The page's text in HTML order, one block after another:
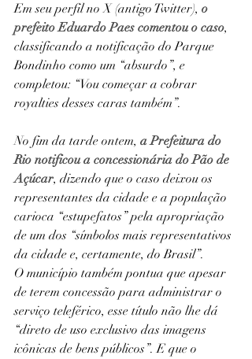
Em seu perfil no X (antigo Twitter), o
prefeito Eduardo Paes comentou o caso,
classificando a notificação do Parque
Bondinho como um “absurdo”, e
completou: “Vou começar a cobrar
royalties desses caras também”.
No fim da tarde ontem, a Prefeitura do
Rio notificou a concessionária do Pão de
Açúcar, dizendo que o caso deixou os
representantes da cidade e a população
carioca “estupefatos” pela apropriação
de um dos “símbolos mais representativos
da cidade e, certamente, do Brasil”.
O município também pontua que apesar
de terem concessão para administrar o
serviço teleférico, esse título não lhe dá
“direto de uso exclusivo das imagens
icônicas de bens públicos”. E que o